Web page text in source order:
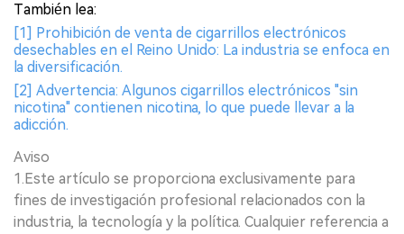
También lea:
[1] Prohibición de venta de cigarrillos electrónicos
desechables en el Reino Unido: La industria se enfoca en
la diversificación.
[2] Advertencia: Algunos cigarrillos electrónicos "sin
nicotina" contienen nicotina, lo que puede llevar a la
adicción.
Aviso
1.Este artículo se proporciona exclusivamente para
fines de investigación profesional relacionados con la
industria, la tecnología y la política. Cualquier referencia a